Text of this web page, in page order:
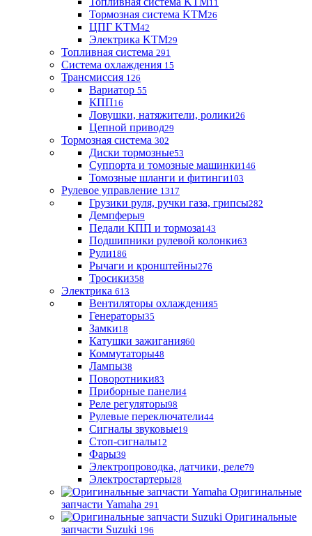
11
Тормозная система KTM26
ЦПГ KTM42
Электрика KTM29
Топливная система 291
Система охлаждения 15
Трансмиссия 126
Вариатор 55
КПП16
Ловушки, натяжители, ролики26
Цепной привод29
Тормозная система 302
Диски тормозные53
Суппорта и томозные машинки146
Томозные шланги и фитинги103
Рулевое управление 1317
Грузики руля, ручки газа, грипсы282
Демпферы9
Педали КПП и тормоза143
Подшипники рулевой колонки63
Рули186
Рычаги и кронштейны276
Тросики358
Электрика 613
Вентиляторы охлаждения5
Генераторы35
Замки18
Катушки зажигания60
Коммутаторы48
Лампы38
Поворотники83
Приборные панели4
Реле регуляторы98
Рулевые переключатели44
Сигналы звуковые19
Стоп-сигналы12
Фары39
Электропроводка, датчики, реле79
Электростартеры28
Оригинальные
запчасти Yamaha 291
Оригинальные
запчасти Suzuki 196